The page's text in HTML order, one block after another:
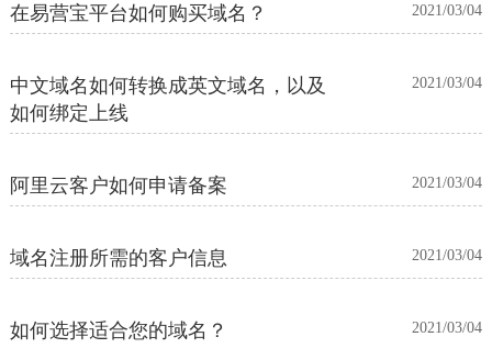
在易营宝平台如何购买域名？ 2021/03/04
中文域名如何转换成英文域名，以及
如何绑定上线
2021/03/04
阿里云客户如何申请备案 2021/03/04
域名注册所需的客户信息 2021/03/04
如何选择适合您的域名？ 2021/03/04